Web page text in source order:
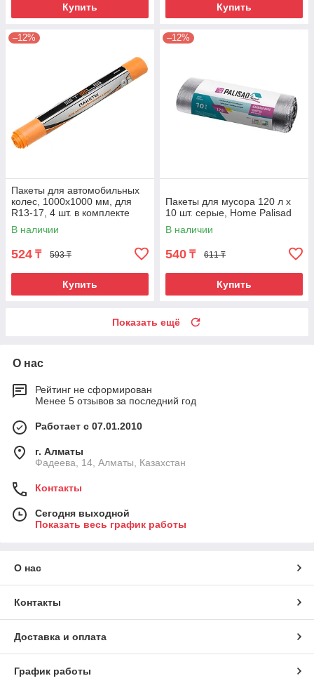
Купить Купить
–12%
Пакеты для автомобильных
колес, 1000х1000 мм, для
R13-17, 4 шт. в комплекте
Stels
В наличии
524 ₸ 593 ₸
Купить
–12%
Пакеты для мусора 120 л x
10 шт. серые, Home Palisad
В наличии
540 ₸ 611 ₸
Купить
Показать ещё
О нас
Рейтинг не сформирован
Менее 5 отзывов за последний год
Работает с 07.01.2010
г. Алматы
Фадеева, 14, Алматы, Казахстан
Контакты
Сегодня выходной
Показать весь график работы
О нас
Контакты
Доставка и оплата
График работы